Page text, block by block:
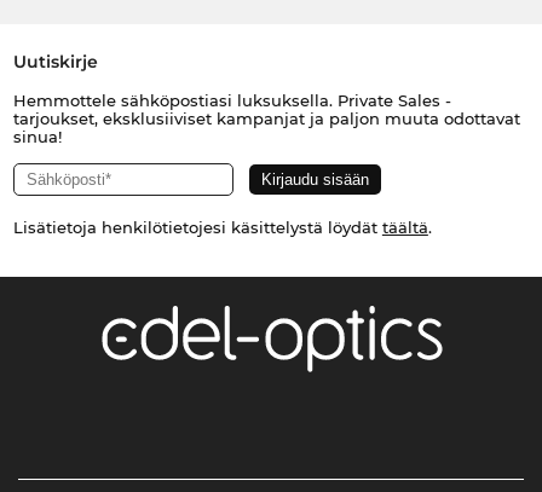
Uutiskirje
Hemmottele sähköpostiasi luksuksella. Private Sales -
tarjoukset, eksklusiiviset kampanjat ja paljon muuta odottavat
sinua!
Lisätietoja henkilötietojesi käsittelystä löydät täältä.